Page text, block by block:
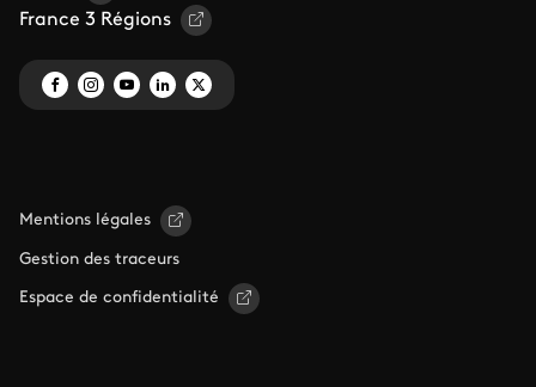
France 3 Régions
Mentions légales
Gestion des traceurs
Espace de confidentialité